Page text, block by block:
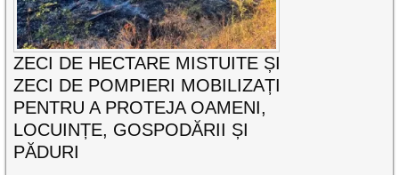
ZECI DE HECTARE MISTUITE ȘI
ZECI DE POMPIERI MOBILIZAȚI
PENTRU A PROTEJA OAMENI,
LOCUINȚE, GOSPODĂRII ȘI
PĂDURI